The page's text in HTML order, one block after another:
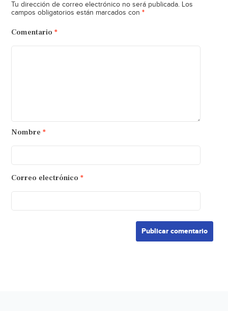
Tu dirección de correo electrónico no será publicada. Los
campos obligatorios están marcados con *
Comentario *
Nombre *
Correo electrónico *